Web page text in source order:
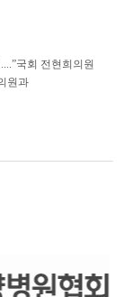
국회 전현희의원
원과
스 개선방...